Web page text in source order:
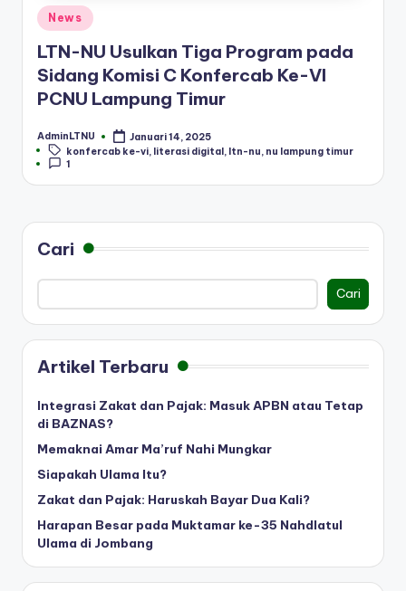
Posted
in
News
LTN-NU Usulkan Tiga Program pada
Sidang Komisi C Konfercab Ke-VI
PCNU Lampung Timur
Posted
by
AdminLTNU
Januari 14, 2025
Tags:konfercab ke-vi literasi digital ltn-nu nu lampung timur
1
Cari
Cari
Artikel Terbaru
Integrasi Zakat dan Pajak: Masuk APBN atau Tetap
di BAZNAS?
Memaknai Amar Ma’ruf Nahi Mungkar
Siapakah Ulama Itu?
Zakat dan Pajak: Haruskah Bayar Dua Kali?
Harapan Besar pada Muktamar ke-35 Nahdlatul
Ulama di Jombang